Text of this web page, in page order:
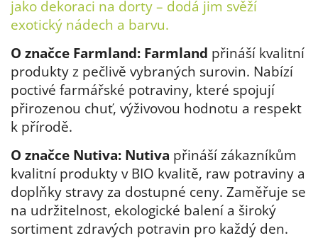
jako dekoraci na dorty – dodá jim svěží
exotický nádech a barvu.
O značce Farmland: Farmland přináší kvalitní
produkty z pečlivě vybraných surovin. Nabízí
poctivé farmářské potraviny, které spojují
přirozenou chuť, výživovou hodnotu a respekt
k přírodě.
O značce Nutiva: Nutiva přináší zákazníkům
kvalitní produkty v BIO kvalitě, raw potraviny a
doplňky stravy za dostupné ceny. Zaměřuje se
na udržitelnost, ekologické balení a široký
sortiment zdravých potravin pro každý den.